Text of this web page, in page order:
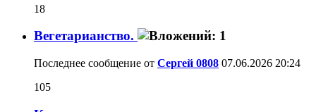
18
Вегетарианство.
Последнее сообщение от Сергей 0808 07.06.2026 20:24
105